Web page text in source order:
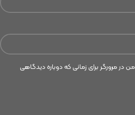
در مرورگر برای زمانی که دوباره دیدگاهی